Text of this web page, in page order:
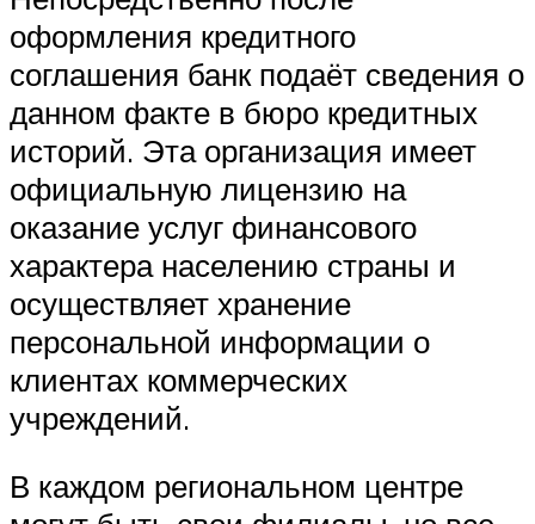
оформления кредитного
соглашения банк подаёт сведения о
данном факте в бюро кредитных
историй. Эта организация имеет
официальную лицензию на
оказание услуг финансового
характера населению страны и
осуществляет хранение
персональной информации о
клиентах коммерческих
учреждений.
В каждом региональном центре